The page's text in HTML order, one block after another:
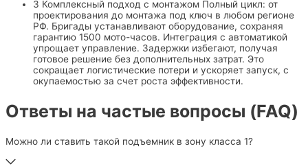
3 Комплексный подход с монтажом Полный цикл: от
проектирования до монтажа под ключ в любом регионе
РФ. Бригады устанавливают оборудование, сохраняя
гарантию 1500 мото-часов. Интеграция с автоматикой
упрощает управление. Задержки избегают, получая
готовое решение без дополнительных затрат. Это
сокращает логистические потери и ускоряет запуск, с
окупаемостью за счет роста эффективности.
Ответы на частые вопросы (FAQ)
Можно ли ставить такой подъемник в зону класса 1?